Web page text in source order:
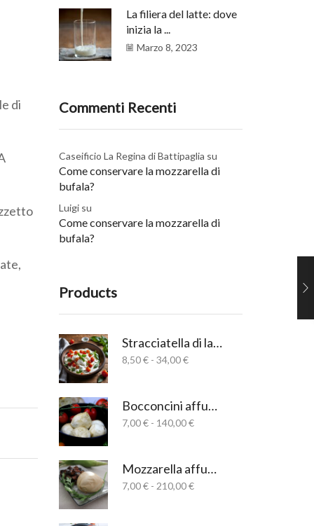
di
La filiera del latte: dove
inizia la ...
Marzo 8, 2023
Commenti Recenti
Caseificio La Regina di Battipaglia su
Come conservare la mozzarella di
bufala?
Luigisu
Come conservare la mozzarella di
bufala?
Products
Stracciatella di latte di bufala salernitana
8,50€ - 34,00€Fascia
da
8,50 €
a
Bocconcini affumicati
7,00€ - 140,00€Fascia
da
7,00 €
a
Mozzarella affumicata
7,00€ - 210,00€Fascia